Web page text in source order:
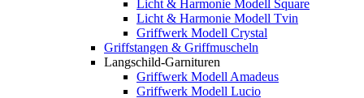
Licht & Harmonie Modell Square
Licht & Harmonie Modell Tvin
Griffwerk Modell Crystal
Griffstangen & Griffmuscheln
Langschild-Garnituren
Griffwerk Modell Amadeus
Griffwerk Modell Lucio